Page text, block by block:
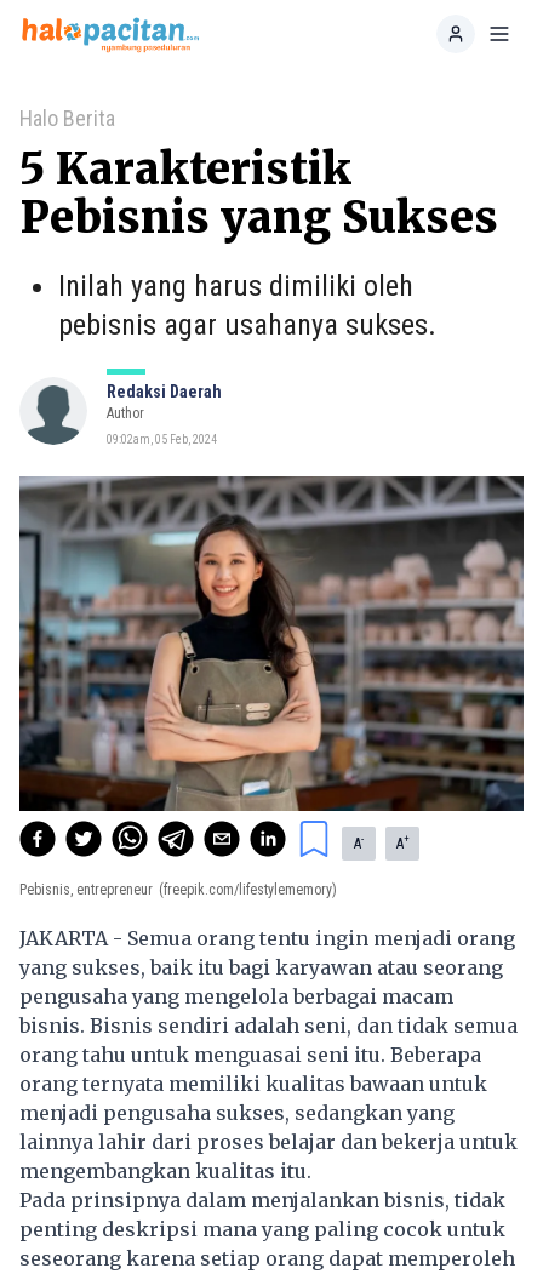
Home
Halo Berita
5 Karakteristik
Pebisnis yang Sukses
Inilah yang harus dimiliki oleh
pebisnis agar usahanya sukses.
Redaksi Daerah
Author
09:02am, 05 Feb, 2024
A- A+
Pebisnis, entrepreneur (freepik.com/lifestylememory)
JAKARTA - Semua orang tentu ingin menjadi orang
yang sukses, baik itu bagi karyawan atau seorang
pengusaha yang mengelola berbagai macam
bisnis. Bisnis sendiri adalah seni, dan tidak semua
orang tahu untuk menguasai seni itu. Beberapa
orang ternyata memiliki kualitas bawaan untuk
menjadi pengusaha sukses, sedangkan yang
lainnya lahir dari proses belajar dan bekerja untuk
mengembangkan kualitas itu.
Pada prinsipnya dalam menjalankan bisnis, tidak
penting deskripsi mana yang paling cocok untuk
seseorang karena setiap orang dapat memperoleh